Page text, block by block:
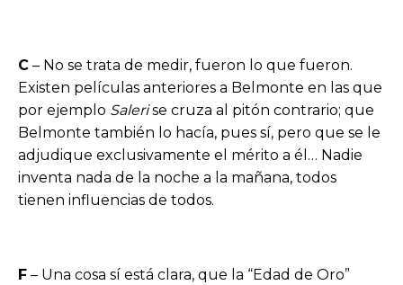
C – No se trata de medir, fueron lo que fueron.
Existen películas anteriores a Belmonte en las que
por ejemplo Salerise cruza al pitón contrario; que
Belmonte también lo hacía, pues sí, pero que se le
adjudique exclusivamente el mérito a él… Nadie
inventa nada de la noche a la mañana, todos
tienen influencias de todos.
F – Una cosa sí está clara, que la “Edad de Oro”